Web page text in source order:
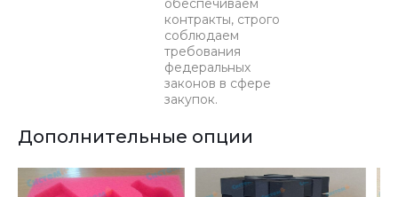
обеспечиваем
контракты, строго
соблюдаем
требования
федеральных
законов в сфере
закупок.
Дополнительные опции